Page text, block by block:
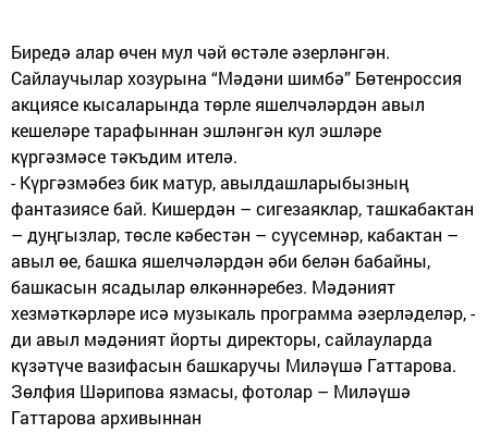
Биредә алар өчен мул чәй өстәле әзерләнгән.
Сайлаучылар хозурына “Мәдәни шимбә” Бөтенроссия
акциясе кысаларында төрле яшелчәләрдән авыл
кешеләре тарафыннан эшләнгән кул эшләре
күргәзмәсе тәкъдим ителә.
- Күргәзмәбез бик матур, авылдашларыбызның
фантазиясе бай. Кишердән – сигезаяклар, ташкабактан
– дуңгызлар, төсле кәбестән – суүсемнәр, кабактан –
авыл өе, башка яшелчәләрдән әби белән бабайны,
башкасын ясадылар өлкәннәребез. Мәдәният
хезмәткәрләре исә музыкаль программа әзерләделәр, -
ди авыл мәдәният йорты директоры, сайлауларда
күзәтүче вазифасын башкаручы Миләүшә Гаттарова.
Зөлфия Шәрипова язмасы, фотолар – Миләүшә
Гаттарова архивыннан